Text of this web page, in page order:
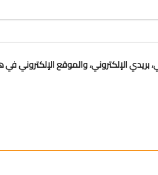
الإلكتروني، والموقع الإلكتروني